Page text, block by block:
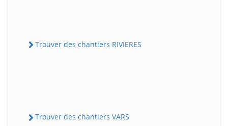
Trouver des chantiers RIVIERES
Trouver des chantiers VARS